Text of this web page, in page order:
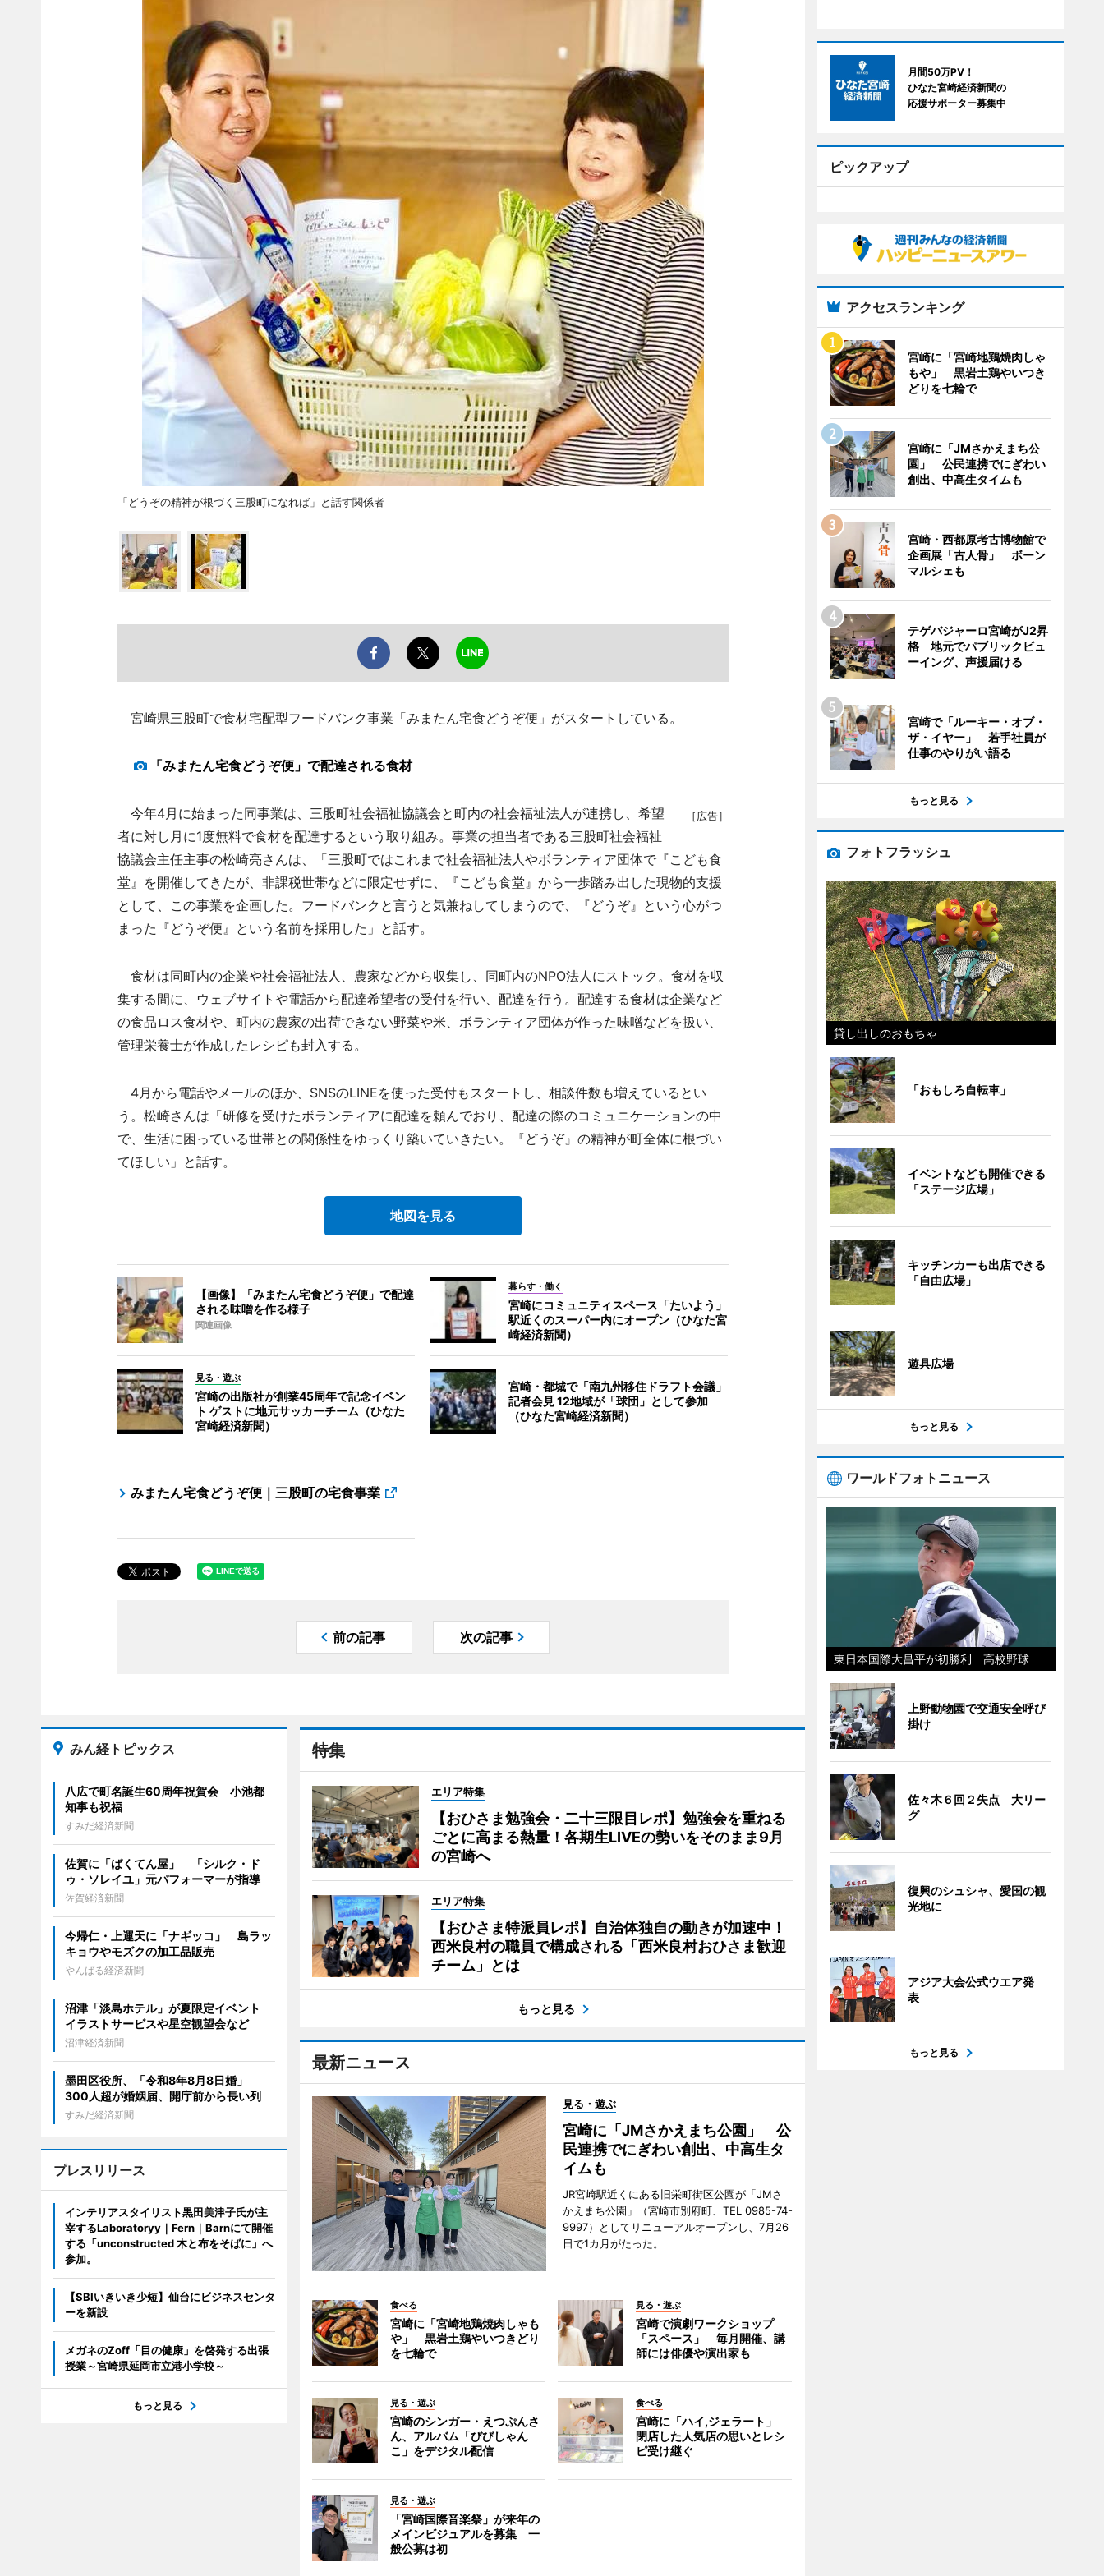
「どうぞの精神が根づく三股町になれば」と話す関係者
宮崎県三股町で食材宅配型フードバンク事業「みまたん宅食どうぞ便」がスタートしている。
「みまたん宅食どうぞ便」で配達される食材
［広告］
今年4月に始まった同事業は、三股町社会福祉協議会と町内の社会福祉法人が連携し、希望
者に対し月に1度無料で食材を配達するという取り組み。事業の担当者である三股町社会福祉
協議会主任主事の松崎亮さんは、「三股町ではこれまで社会福祉法人やボランティア団体で『こども食
堂』を開催してきたが、非課税世帯などに限定せずに、『こども食堂』から一歩踏み出した現物的支援
として、この事業を企画した。フードバンクと言うと気兼ねしてしまうので、『どうぞ』という心がつ
まった『どうぞ便』という名前を採用した」と話す。
食材は同町内の企業や社会福祉法人、農家などから収集し、同町内のNPO法人にストック。食材を収
集する間に、ウェブサイトや電話から配達希望者の受付を行い、配達を行う。配達する食材は企業など
の食品ロス食材や、町内の農家の出荷できない野菜や米、ボランティア団体が作った味噌などを扱い、
管理栄養士が作成したレシピも封入する。
4月から電話やメールのほか、SNSのLINEを使った受付もスタートし、相談件数も増えているとい
う。松崎さんは「研修を受けたボランティアに配達を頼んでおり、配達の際のコミュニケーションの中
で、生活に困っている世帯との関係性をゆっくり築いていきたい。『どうぞ』の精神が町全体に根づい
てほしい」と話す。
地図を見る
【画像】「みまたん宅食どうぞ便」で配達
される味噌を作る様子
関連画像
暮らす・働く
宮崎にコミュニティスペース「たいよう」
駅近くのスーパー内にオープン（ひなた宮
崎経済新聞）
見る・遊ぶ
宮崎の出版社が創業45周年で記念イベン
ト ゲストに地元サッカーチーム（ひなた
宮崎経済新聞）
宮崎・都城で「南九州移住ドラフト会議」
記者会見 12地域が「球団」として参加
（ひなた宮崎経済新聞）
みまたん宅食どうぞ便｜三股町の宅食事業
前の記事 次の記事
特集
エリア特集
【おひさま勉強会・二十三限目レポ】勉強会を重ねる
ごとに高まる熱量！各期生LIVEの勢いをそのまま9月
の宮崎へ
エリア特集
【おひさま特派員レポ】自治体独自の動きが加速中！
西米良村の職員で構成される「西米良村おひさま歓迎
チーム」とは
もっと見る
最新ニュース
見る・遊ぶ
宮崎に「JMさかえまち公園」 公
民連携でにぎわい創出、中高生タ
イムも
JR宮崎駅近くにある旧栄町街区公園が「JMさ
かえまち公園」（宮崎市別府町、TEL 0985-74-
9997）としてリニューアルオープンし、7月26
日で1カ月がたった。
食べる
宮崎に「宮崎地鶏焼肉しゃも
や」 黒岩土鶏やいつきどり
を七輪で
見る・遊ぶ
宮崎で演劇ワークショップ
「スペース」 毎月開催、講
師には俳優や演出家も
見る・遊ぶ
宮崎のシンガー・えつぷんさ
ん、アルバム「びびしゃん
こ」をデジタル配信
食べる
宮崎に「ハイ,ジェラート」
閉店した人気店の思いとレシ
ピ受け継ぐ
見る・遊ぶ
「宮崎国際音楽祭」が来年の
メインビジュアルを募集 一
般公募は初
みん経トピックス
八広で町名誕生60周年祝賀会 小池都
知事も祝福
すみだ経済新聞
佐賀に「ばくてん屋」 「シルク・ド
ゥ・ソレイユ」元パフォーマーが指導
佐賀経済新聞
今帰仁・上運天に「ナギッコ」 島ラッ
キョウやモズクの加工品販売
やんばる経済新聞
沼津「淡島ホテル」が夏限定イベント
イラストサービスや星空観望会など
沼津経済新聞
墨田区役所、「令和8年8月8日婚」
300人超が婚姻届、開庁前から長い列
すみだ経済新聞
プレスリリース
インテリアスタイリスト黒田美津子氏が主
宰するLaboratoryy｜Fern｜Barnにて開催
する「unconstructed 木と布をそばに」へ
参加。
【SBIいきいき少短】仙台にビジネスセンタ
ーを新設
メガネのZoff「目の健康」を啓発する出張
授業～宮崎県延岡市立港小学校～
もっと見る
月間50万PV！
ひなた宮崎経済新聞の
応援サポーター募集中
ピックアップ
アクセスランキング
宮崎に「宮崎地鶏焼肉しゃ
もや」 黒岩土鶏やいつき
どりを七輪で
宮崎に「JMさかえまち公
園」 公民連携でにぎわい
創出、中高生タイムも
宮崎・西都原考古博物館で
企画展「古人骨」 ボーン
マルシェも
テゲバジャーロ宮崎がJ2昇
格 地元でパブリックビュ
ーイング、声援届ける
宮崎で「ルーキー・オブ・
ザ・イヤー」 若手社員が
仕事のやりがい語る
もっと見る
フォトフラッシュ
貸し出しのおもちゃ
「おもしろ自転車」
イベントなども開催できる
「ステージ広場」
キッチンカーも出店できる
「自由広場」
遊具広場
もっと見る
ワールドフォトニュース
東日本国際大昌平が初勝利 高校野球
上野動物園で交通安全呼び
掛け
佐々木６回２失点 大リー
グ
復興のシュシャ、愛国の観
光地に
アジア大会公式ウエア発
表
もっと見る